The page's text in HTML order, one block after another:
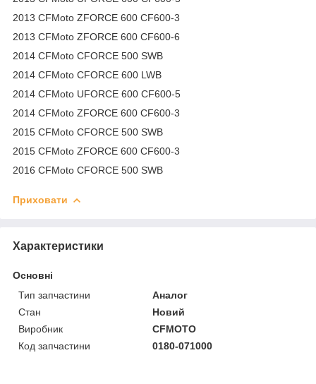
2013 CFMoto ZFORCE 600 CF600-3
2013 CFMoto ZFORCE 600 CF600-6
2014 CFMoto CFORCE 500 SWB
2014 CFMoto CFORCE 600 LWB
2014 CFMoto UFORCE 600 CF600-5
2014 CFMoto ZFORCE 600 CF600-3
2015 CFMoto CFORCE 500 SWB
2015 CFMoto ZFORCE 600 CF600-3
2016 CFMoto CFORCE 500 SWB
Приховати
Характеристики
Основні
Тип запчастини
Аналог
Стан
Новий
Виробник
CFMOTO
Код запчастини
0180-071000